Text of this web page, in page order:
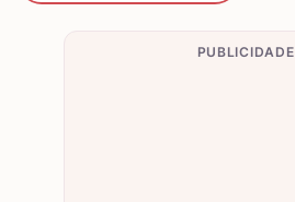
PUBLICIDADE